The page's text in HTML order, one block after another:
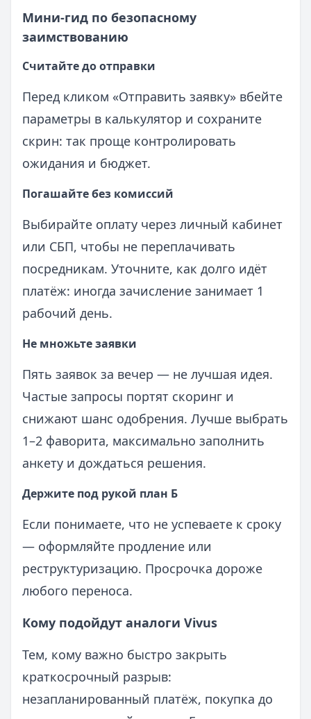
Мини‑гид по безопасному
заимствованию
Считайте до отправки
Перед кликом «Отправить заявку» вбейте
параметры в калькулятор и сохраните
скрин: так проще контролировать
ожидания и бюджет.
Погашайте без комиссий
Выбирайте оплату через личный кабинет
или СБП, чтобы не переплачивать
посредникам. Уточните, как долго идёт
платёж: иногда зачисление занимает 1
рабочий день.
Не множьте заявки
Пять заявок за вечер — не лучшая идея.
Частые запросы портят скоринг и
снижают шанс одобрения. Лучше выбрать
1–2 фаворита, максимально заполнить
анкету и дождаться решения.
Держите под рукой план Б
Если понимаете, что не успеваете к сроку
— оформляйте продление или
реструктуризацию. Просрочка дороже
любого переноса.
Кому подойдут аналоги Vivus
Тем, кому важно быстро закрыть
краткосрочный разрыв:
незапланированный платёж, покупка до